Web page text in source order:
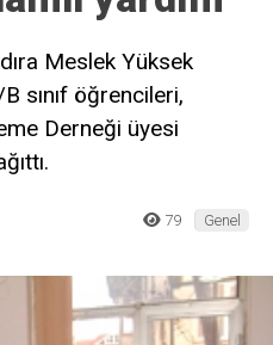
Meslek Yüksek
sınıf öğrencileri,
Derneği üyesi
79 Genel